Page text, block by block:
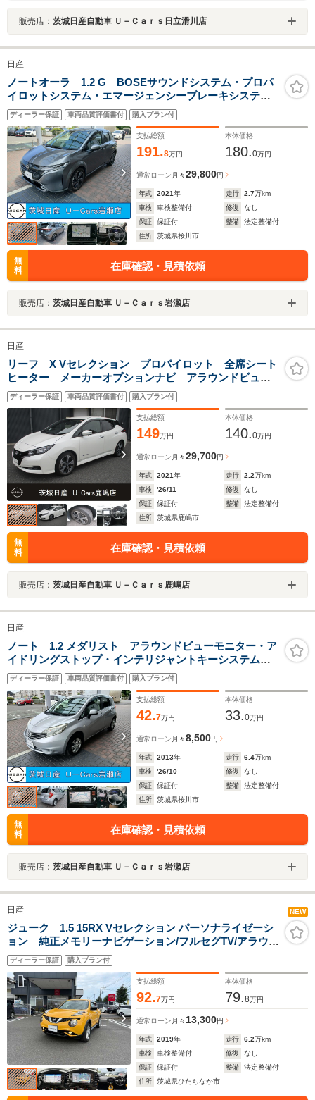
販売店： 茨城日産自動車 Ｕ－Ｃａｒｓ日立滑川店
日産
ノートオーラ 1.2 G BOSEサウンドシステム・プロパ
イロットシステム・エマージェンシーブレーキシステ
ム・アラウンドビューモニター・ETC・ドライブレコー
ダー・
ディーラー保証 車両品質評価書付 購入プラン付
支払総額
191.8万円
本体価格
180.0万円
通常ローン 月々29,800円
年式 2021年 走行 2.7万km
車検
車検整備付 修復
なし
保証
保証付 整備
法定整備付
住所
茨城県桜川市
無
料
在庫確認・見積依頼
販売店： 茨城日産自動車 Ｕ－Ｃａｒｓ岩瀬店
日産
リーフ X Vセレクション プロパイロット 全席シート
ヒーター メーカーオプションナビ アラウンドビュー
モニタ LEDヘッドライト スマートルームミラー
ETC 純正ドライブレコーダー ワンオーナー車 禁煙
ディーラー保証 車両品質評価書付 購入プラン付
支払総額
149万円
本体価格
140.0万円
通常ローン 月々29,700円
年式 2021年 走行 2.2万km
車検
'26/11 修復
なし
保証
保証付 整備
法定整備付
住所
茨城県鹿嶋市
無
料
在庫確認・見積依頼
販売店： 茨城日産自動車 Ｕ－Ｃａｒｓ鹿嶋店
日産
ノート 1.2 メダリスト アラウンドビューモニター・ア
イドリングストップ・インテリジャントキーシステム・
エコスーパーチャージャー
ディーラー保証 車両品質評価書付 購入プラン付
支払総額
42.7万円
本体価格
33.0万円
通常ローン 月々8,500円
年式 2013年 走行 6.4万km
車検
'26/10 修復
なし
保証
保証付 整備
法定整備付
住所
茨城県桜川市
無
料
在庫確認・見積依頼
販売店： 茨城日産自動車 Ｕ－Ｃａｒｓ岩瀬店
日産 NEW
ジューク 1.5 15RX Vセレクション パーソナライゼーシ
ョン 純正メモリーナビゲーション/フルセグTV/アラウン
ドビューモニター/キセノンヘッドライト/ETC/純正アルミ
ホイール/
ディーラー保証 購入プラン付
支払総額
92.7万円
本体価格
79.8万円
通常ローン 月々 13,300円
年式 2019年 走行 6.2万km
車検
車検整備付 修復
なし
保証
保証付 整備
法定整備付
住所
茨城県ひたちなか市